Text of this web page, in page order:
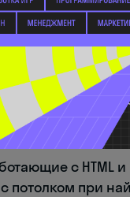
бухгалтеры,
новый путь.
и
По даннымhh.ru
в
с HTML
потолком при